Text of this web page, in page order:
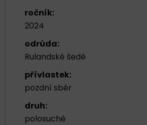
ročník:
2024
odrůda:
Rulandské šedé
přívlastek:
pozdní sběr
druh:
polosuché